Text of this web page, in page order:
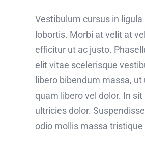
Vestibulum cursus in ligula
lobortis. Morbi at velit at
efficitur ut ac justo.
elit vitae scelerisque
libero bibendum massa, ut
quam libero vel dolor. In
ultricies dolor.
odio mollis massa tristique